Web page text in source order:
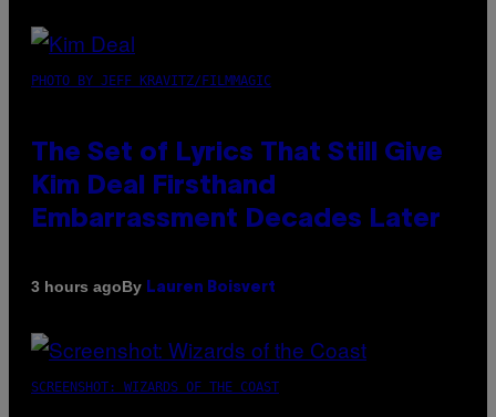
PHOTO BY JEFF KRAVITZ/FILMMAGIC
The Set of Lyrics That Still Give
Kim Deal Firsthand
Embarrassment Decades Later
3 hours agoBy Lauren Boisvert
SCREENSHOT: WIZARDS OF THE COAST